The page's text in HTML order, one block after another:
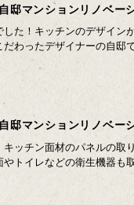
邸マンションリノベー
た！キッチンのデザイン
だわったデザイナーの自邸
邸マンションリノベー
ッチン面材のパネルの取
トイレなどの衛生機器も